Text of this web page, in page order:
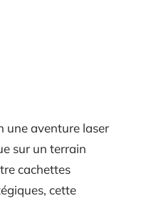
une aventure laser
sur un terrain
cachettes
cette